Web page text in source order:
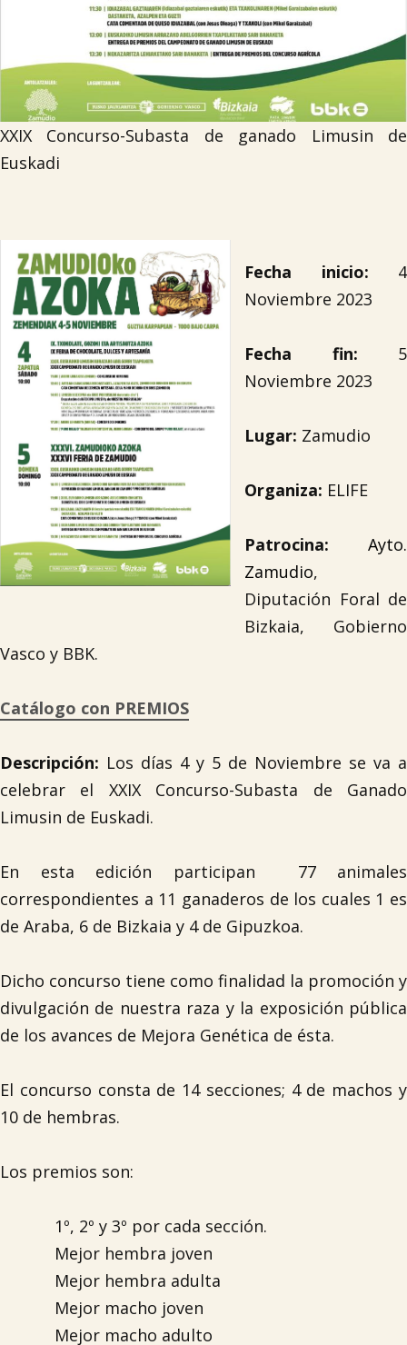
XXIX Concurso-Subasta de ganado Limusin de
Euskadi
Fecha inicio: 4
Noviembre 2023
Fecha fin: 5
Noviembre 2023
Lugar: Zamudio
Organiza: ELIFE
Patrocina:
Ayto.
Zamudio,
Diputación Foral de
Bizkaia, Gobierno
Vasco y BBK.
Catálogo con PREMIOS
Descripción: Los días 4 y 5 de Noviembre se va a
celebrar el XXIX Concurso-Subasta de Ganado
Limusin de Euskadi.
En esta edición participan 77 animales
correspondientes a 11 ganaderos de los cuales 1 es
de Araba, 6 de Bizkaia y 4 de Gipuzkoa.
Dicho concurso tiene como finalidad la promoción y
divulgación de nuestra raza y la exposición pública
de los avances de Mejora Genética de ésta.
El concurso consta de 14 secciones; 4 de machos y
10 de hembras.
Los premios son:
1º, 2º y 3º por cada sección.
Mejor hembra joven
Mejor hembra adulta
Mejor macho joven
Mejor macho adulto